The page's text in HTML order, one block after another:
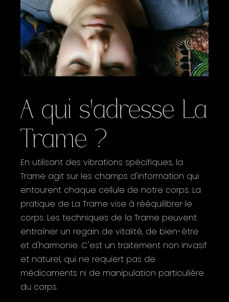
A qui s'adresse La
Trame ?
En utilisant des vibrations spécifiques, la
Trame agit sur les champs d'information qui
entourent chaque cellule de notre corps. La
pratique de La Trame vise à rééquilibrer le
corps. Les techniques de la Trame peuvent
entraîner un regain de vitalité, de bien-être
et d'harmonie. C'est un traitement non invasif
et naturel, qui ne requiert pas de
médicaments ni de manipulation particulière
du corps.